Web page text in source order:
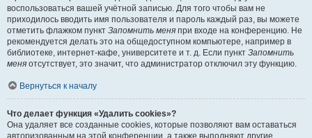
воспользоваться вашей учётной записью. Для того чтобы вам не
приходилось вводить имя пользователя и пароль каждый раз, вы можете
отметить флажком пункт Запомнить меня при входе на конференцию. Не
рекомендуется делать это на общедоступном компьютере, например в
библиотеке, интернет-кафе, университете и т. д. Если пункт Запомнить
меня отсутствует, это значит, что администратор отключил эту функцию.
Вернуться к началу
Что делает функция «Удалить cookies»?
Она удаляет все созданные cookies, которые позволяют вам оставаться
авторизованным на этой конференции, а также выполняют другие